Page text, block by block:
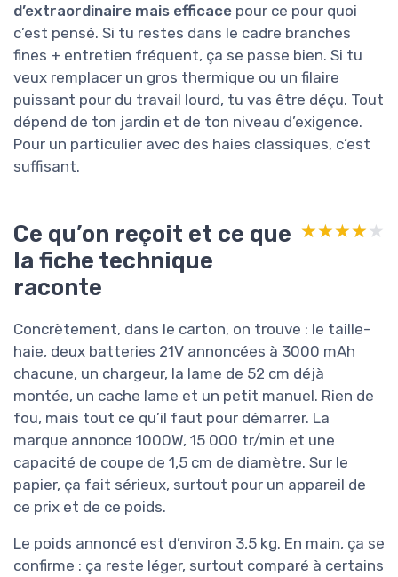
d’extraordinaire mais efficace pour ce pour quoi
c’est pensé. Si tu restes dans le cadre branches
fines + entretien fréquent, ça se passe bien. Si tu
veux remplacer un gros thermique ou un filaire
puissant pour du travail lourd, tu vas être déçu. Tout
dépend de ton jardin et de ton niveau d’exigence.
Pour un particulier avec des haies classiques, c’est
suffisant.
Ce qu’on reçoit et ce que
la fiche technique
raconte
★★★★★
★★★★★
Concrètement, dans le carton, on trouve : le taille-
haie, deux batteries 21V annoncées à 3000 mAh
chacune, un chargeur, la lame de 52 cm déjà
montée, un cache lame et un petit manuel. Rien de
fou, mais tout ce qu’il faut pour démarrer. La
marque annonce 1000W, 15 000 tr/min et une
capacité de coupe de 1,5 cm de diamètre. Sur le
papier, ça fait sérieux, surtout pour un appareil de
ce prix et de ce poids.
Le poids annoncé est d’environ 3,5 kg. En main, ça se
confirme : ça reste léger, surtout comparé à certains